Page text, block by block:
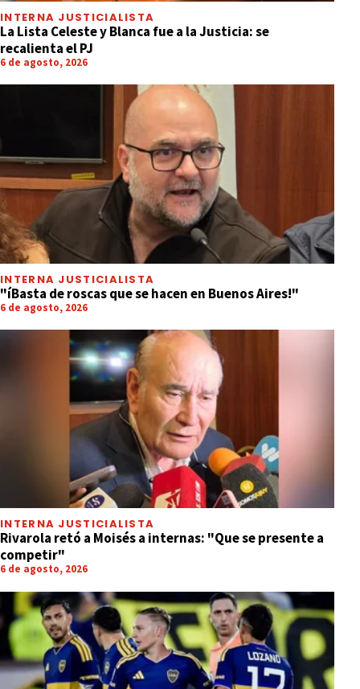
INTERNA JUSTICIALISTA
La Lista Celeste y Blanca fue a la Justicia: se
recalienta el PJ
6 de agosto, 2026
INTERNA JUSTICIALISTA
"íBasta de roscas que se hacen en Buenos Aires!"
6 de agosto, 2026
INTERNA JUSTICIALISTA
Rivarola retó a Moisés a internas: "Que se presente a
competir"
6 de agosto, 2026